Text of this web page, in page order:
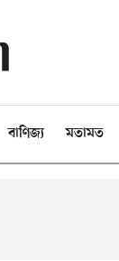
বাণিজ্য মতামত